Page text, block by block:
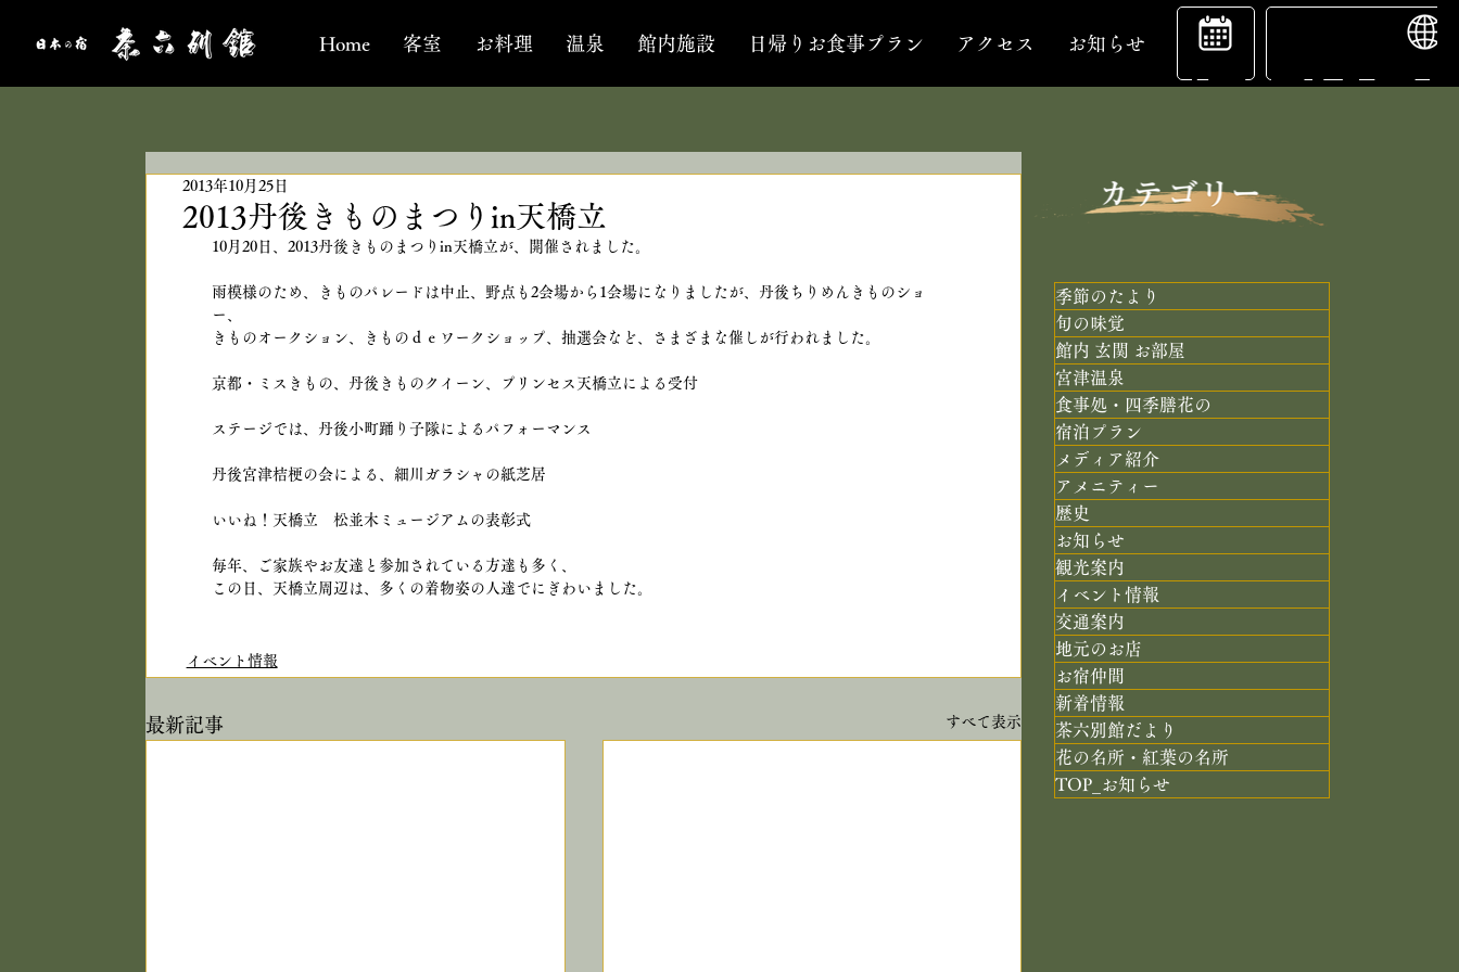
Home 客室 お料理 温泉 館内施設 日帰りお食事プラン アクセス お知らせ
宿
泊
予
約
2013丹後きものまつりin天橋立
2013年10月25日
10月20日、2013丹後きものまつりin天橋立が、開催されました。
雨模様のため、きものパレードは中止、野点も2会場から1会場になりましたが、丹後ちりめんきものショ
ー、
きものオークション、きものｄｅワークショップ、抽選会など、さまざまな催しが行われました。
京都・ミスきもの、丹後きものクイーン、プリンセス天橋立による受付
ステージでは、丹後小町踊り子隊によるパフォーマンス
丹後宮津桔梗の会による、細川ガラシャの紙芝居
いいね！天橋立　松並木ミュージアムの表彰式
毎年、ご家族やお友達と参加されている方達も多く、
この日、天橋立周辺は、多くの着物姿の人達でにぎわいました。
イベント情報
最新記事 すべて表示
季節のたより
旬の味覚
館内 玄関 お部屋
宮津温泉
食事処・四季膳花の
宿泊プラン
メディア紹介
アメニティー
歴史
お知らせ
観光案内
イベント情報
交通案内
地元のお店
お宿仲間
新着情報
茶六別館だより
花の名所・紅葉の名所
TOP_お知らせ